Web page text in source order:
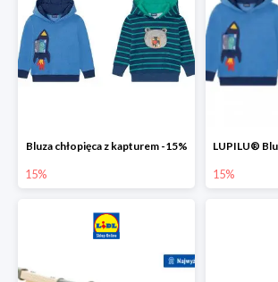
Bluza chłopięca z kapturem -15%
15% 15%